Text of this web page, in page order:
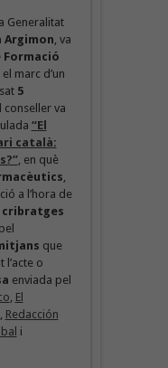
Generalitat
Argimon , va
Formació
el marc d’un
5
conseller va
“El
català:
, en què
a l’hora de
cribratges
que
l’acte o
enviada pel
El
Redacción
i